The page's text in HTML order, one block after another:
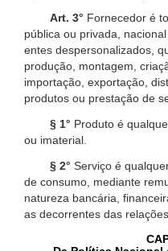
Art. 3° Fornecedor é
pública ou privada,
entes despersonalizados,
produção, montagem,
importação, exportação,
produtos ou prestação de
§ 1° Produto é
ou imaterial.
§ 2° Serviço é
de consumo, mediante
natureza bancária,
as decorrentes das